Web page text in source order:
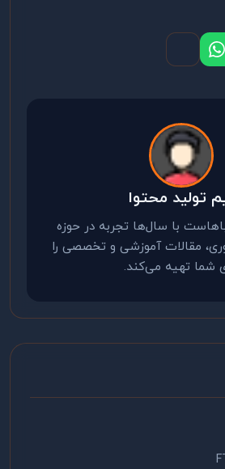
تولید محتوا
با سال‌ها تجربه در حوزه
مقالات آموزشی و تخصصی را
شما تهیه می‌کند.